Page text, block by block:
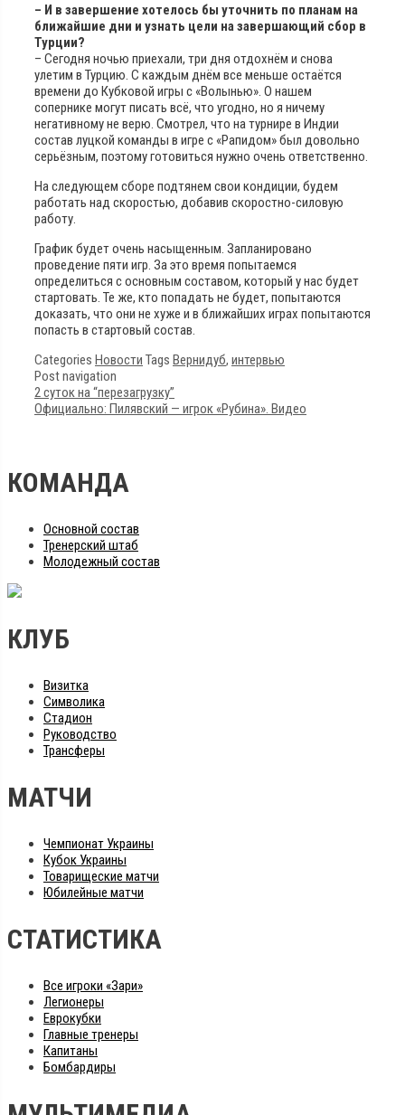
– И в завершение хотелось бы уточнить по планам на
ближайшие дни и узнать цели на завершающий сбор в
Турции?
– Сегодня ночью приехали, три дня отдохнём и снова
улетим в Турцию. С каждым днём все меньше остаётся
времени до Кубковой игры с «Волынью». О нашем
сопернике могут писать всё, что угодно, но я ничему
негативному не верю. Смотрел, что на турнире в Индии
состав луцкой команды в игре с «Рапидом» был довольно
серьёзным, поэтому готовиться нужно очень ответственно.
На следующем сборе подтянем свои кондиции, будем
работать над скоростью, добавив скоростно-силовую
работу.
График будет очень насыщенным. Запланировано
проведение пяти игр. За это время попытаемся
определиться с основным составом, который у нас будет
стартовать. Те же, кто попадать не будет, попытаются
доказать, что они не хуже и в ближайших играх попытаются
попасть в стартовый состав.
Categories Новости Tags Вернидуб, интервью
Post navigation
2 суток на “перезагрузку”
Официально: Пилявский — игрок «Рубина». Видео
КОМАНДА
Основной состав
Тренерский штаб
Молодежный состав
КЛУБ
Визитка
Символика
Стадион
Руководство
Трансферы
МАТЧИ
Чемпионат Украины
Кубок Украины
Товарищеские матчи
Юбилейные матчи
СТАТИСТИКА
Все игроки «Зари»
Легионеры
Еврокубки
Главные тренеры
Капитаны
Бомбардиры